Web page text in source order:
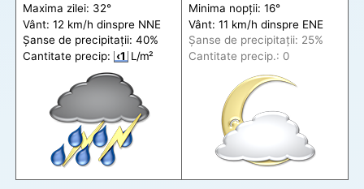
Maxima zilei: 32°
Vânt: 12 km/h dinspre NNE
Șanse de precipitații: 40%
Cantitate precip: ‹1 L/m²
Minima nopții: 16°
Vânt: 11 km/h dinspre ENE
Șanse de precipitații: 25%
Cantitate precip.: 0